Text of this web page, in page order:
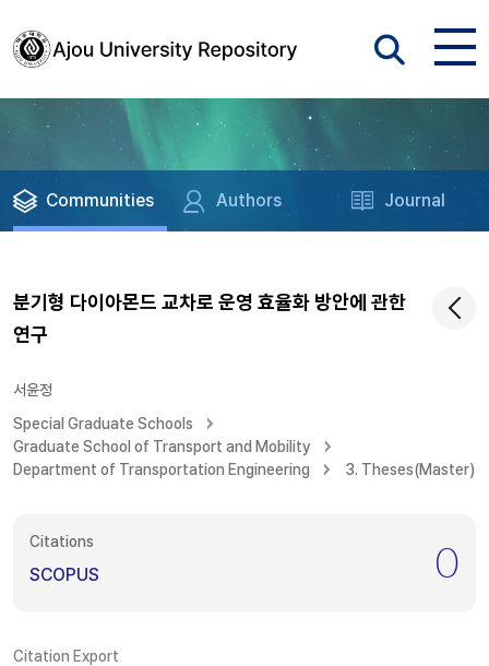
Communities Authors Journal
분기형 다이아몬드 교차로 운영 효율화 방안에 관한
연구
서윤정
Special Graduate Schools
Graduate School of Transport and Mobility
Department of Transportation Engineering
3. Theses(Master)
Citations
SCOPUS 0
Citation Export